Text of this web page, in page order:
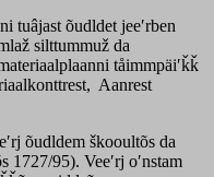
tuâjast õudldet jeeʹrben
silttummuž da
tåimmpäiʹǩǩ
Aanrest
õudldem škooultõs da
1727/95). Veeʹrj oʹnstam